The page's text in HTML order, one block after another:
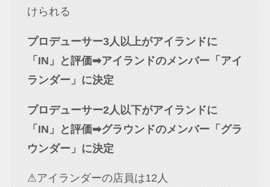
けられる
プロデューサー3人以上がアイランドに
「IN」と評価➡︎アイランドのメンバー「アイ
ランダー」に決定
プロデューサー2人以下がアイランドに
「IN」と評価➡︎グラウンドのメンバー「グラ
ウンダー」に決定
⚠︎アイランダーの店員は12人